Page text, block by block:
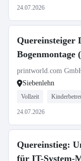
24.07.2026
Quereinsteiger
Bogenmontage
printworld.com
Siebenlehn
Vollzeit
24.07.2026
Quereinstieg:
für IT-System-